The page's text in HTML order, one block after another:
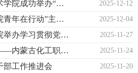
2025-12-12
内蒙古机电职业技术学院成功举办“丁香扎根·就在青城”2025年就业创业服务进校园…
2025-12-04
内蒙古机电职业学院青年在行动”主题志愿服务活动
2025-11-27
内蒙古化工职业学院举办学习贯彻党的宗教工作理论专题讲座
2025-11-24
科学家精神进校园——内蒙古化工职业学院开展校园科普电影公益放映活动
2025-11-20
部工作推进会